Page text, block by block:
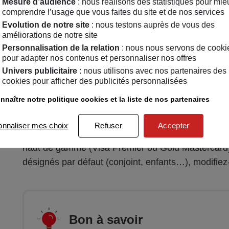
La garantie décès-invalidité fait partie des
de cartes bancaires. Elle prévoitle versement
d’invaliditélors du déplacement. Pour cela,
voyage en France ou à l'étranger payé avec la
voyage en train, en avion ou dans une voiture
Le plafond du capital décès versé diffère en
46 000 € pour une carte bancaire classique, et
haut de gamme (Visa Premier ou Gold
désignés par défaut (conjoint, enfants…),
Bon à savoir
comprendre l’usage que vous faites du site et de nos services
Evolution de notre site : nous testons auprès de vous des
améliorations de notre site
Personnalisation de la relation : nous nous servons de
pour adapter nos contenus et personnaliser nos offres
Univers publicitaire : nous utilisons avec nos partenaires des
cookies pour afficher des publicités personnalisées
notre politique cookies et la liste de nos partenaires
mes choix Refuser Accepter